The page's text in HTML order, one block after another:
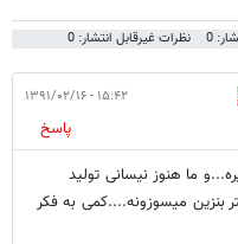
0 نظرات غیرقابل انتشار: 0
۱۵:۴۲ - ۱۳۹۱/۰۲/۱۶
پاسخ
ما هنوز نیسانی تولید
که در هر 100 کیلومتر حداقل 15 لیتر بنزین میسوزونه....کمی به فکر